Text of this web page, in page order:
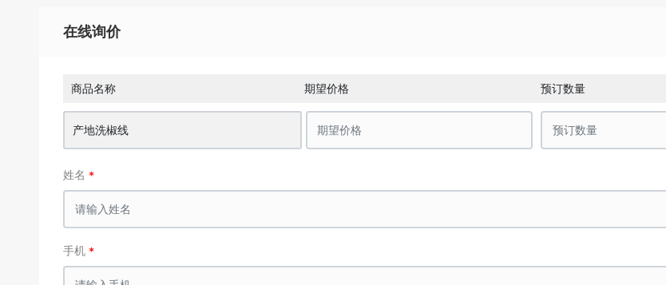
在线询价
商品名称 期望价格 预订数量
产地洗椒线
姓名
手机